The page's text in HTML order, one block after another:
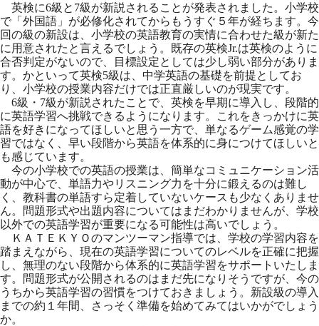
英検に6級と7級が新説されることが発表されました。小学校
で「外国語」が必修化されてからもうすぐ５年が経ちます。今
回の級の新設は、小学校の英語教育の実情に合わせた級が新た
に用意されたと言えるでしょう。既存の英検Jr.は英検のように
合否判定がないので、目標設定としては少し弱い部分がありま
す。かといって英検5級は、中学英語の基礎を前提としてお
り、小学校の授業内容だけでは正直厳しいのが現実です。
6級・7級が新説されたことで、英検を早期に導入し、段階的
に英語学習へ挑戦できるようになります。これをきっかけに英
語を好きになってほしいと思う一方で、単なるゲーム感覚の学
習ではなく、早い段階から英語を体系的に身につけてほしいと
も感じています。
今の小学校での英語の授業は、簡単なコミュニケーション活
動が中心で、単語力やリスニング力を十分に鍛えるのは難し
く、教科書の単語すら定着していないケースも少なくありませ
ん。問題形式や出題内容についてはまだわかりませんが、学校
以外での英語学習が重要になる可能性は高いでしょう。
ＫＡＴＥＫＹＯのマンツーマン指導では、学校の学習内容を
踏まえながら、現在の英語学習についてのレベルを正確に把握
し、無理のない段階から体系的に英語学習をサポートいたしま
す。問題形式が公開されるのはまだ先になりそうですが、今の
うちから英語学習の習慣をつけておきましょう。新設級の導入
までの約１年間、さっそく準備を始めてみてはいかがでしょう
か。